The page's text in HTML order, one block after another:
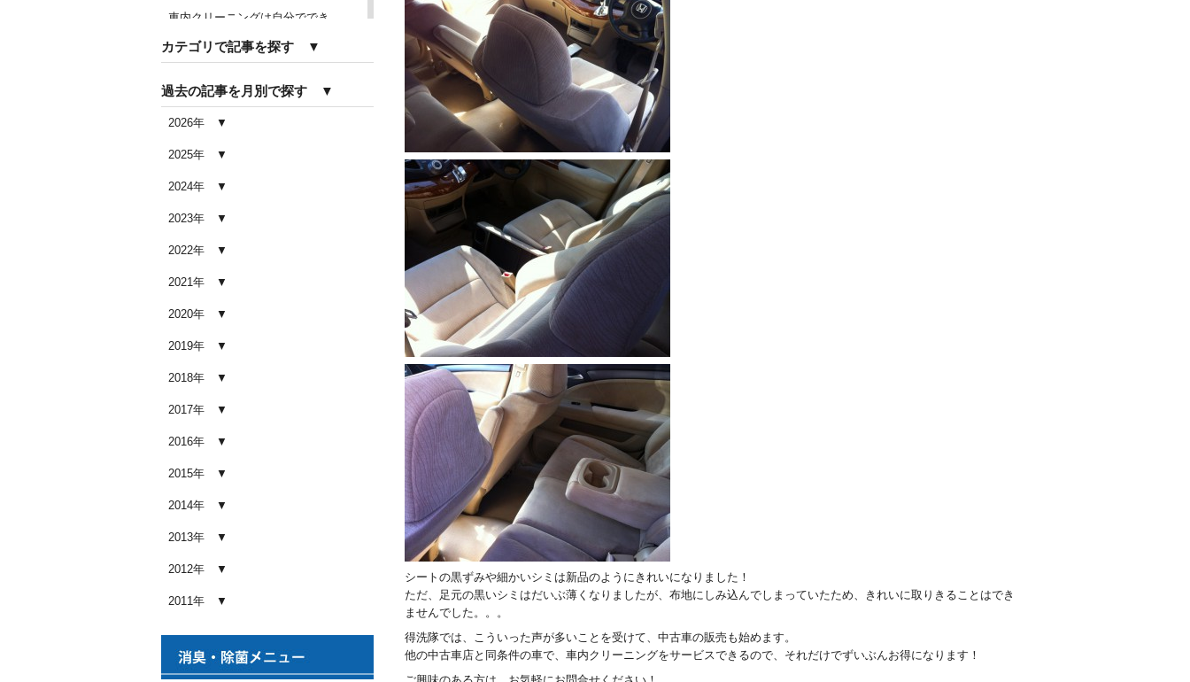
シートの黒ずみや細かいシミは新品のようにきれいになりました！
ただ、足元の黒いシミはだいぶ薄くなりましたが、布地にしみ込んでしまっていたため、きれいに取りきることはでき
ませんでした。。。
得洗隊では、こういった声が多いことを受けて、中古車の販売も始めます。
他の中古車店と同条件の車で、車内クリーニングをサービスできるので、それだけでずいぶんお得になります！
車内クリーニングは自分ででき
界を徹底解説
車内クリーニングで失敗する人の
共通点｜やってはいけない5つの判
2026.02.03
車内クリーニング業者の選び方｜
つのポイント
2026.02.02
果を感じない人が見落としている3
つの原因
自分でできる？プロに頼むべき境
2026.01.05
【2026年版】車内の臭いが取れな
ビ別の正しい対処法
2026.01.04
どこまでやるべき？目的別おすす
め内容と費用目安
別に徹底比較
2026.01.02
カテゴリで記事を探す ▼
過去の記事を月別で探す ▼
2026年
2025年
2024年
2023年
2022年
2021年
2020年
2019年
2018年
2017年
2016年
2015年
2014年
2013年
2012年
2011年